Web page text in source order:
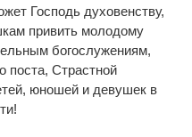
Господь духовенству,
привить молодому
богослужениям,
поста, Страстной
юношей и девушек в